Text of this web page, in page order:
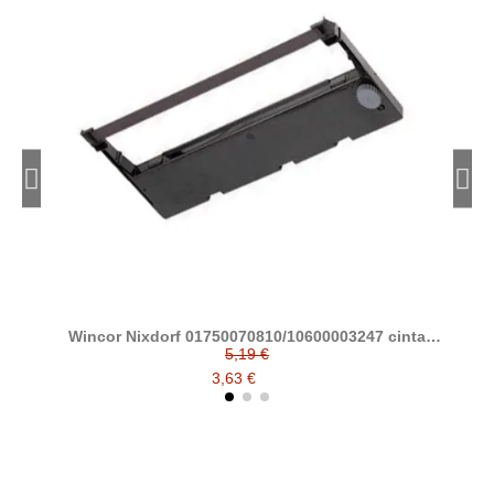
Wincor Nixdorf 01750070810/10600003247 cinta
matricial compatible (ND60/ND69)
5,19 €
3,63 €